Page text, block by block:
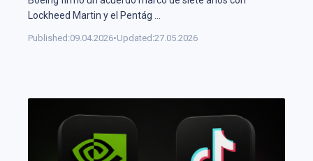
Lockheed Martin y el Pentág
Published:09.04.2026•Updated:27.05.2026